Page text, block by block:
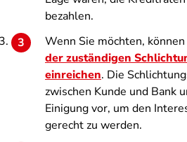
bezahlen.
Wenn Sie möchten,
der zuständigen
einreichen. Die
zwischen Kunde und Bank
Einigung vor, um den
gerecht zu werden.